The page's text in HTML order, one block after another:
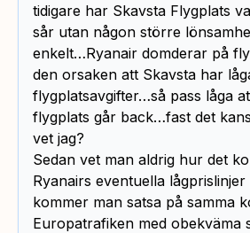
tidigare har Skavsta Flygplats
sår utan någon större
enkelt…Ryanair domderar på
den orsaken att Skavsta har
flygplatsavgifter…så pass låga
flygplats går back…fast det
vet jag?
Sedan vet man aldrig hur det
Ryanairs eventuella
kommer man satsa på samma
Europatrafiken med obekväma